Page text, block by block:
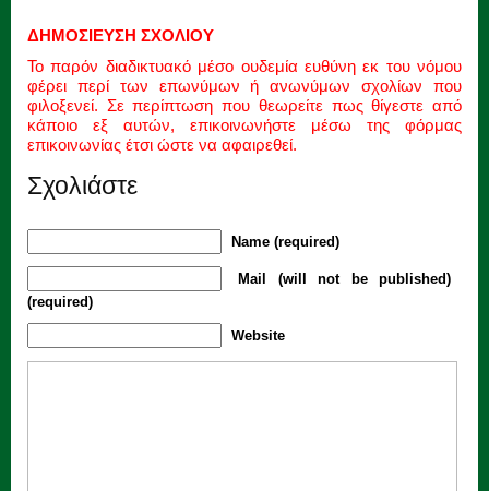
ΔΗΜΟΣΙΕΥΣΗ ΣΧΟΛΙΟΥ
Το παρόν διαδικτυακό μέσο ουδεμία ευθύνη εκ του νόμου
φέρει περί των επωνύμων ή ανωνύμων σχολίων που
φιλοξενεί. Σε περίπτωση που θεωρείτε πως θίγεστε από
κάποιο εξ αυτών, επικοινωνήστε μέσω της φόρμας
επικοινωνίας έτσι ώστε να αφαιρεθεί.
Σχολιάστε
Name (required)
Mail (will not be published)
(required)
Website